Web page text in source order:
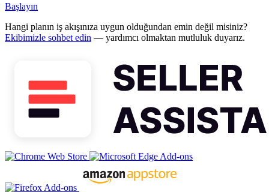
Başlayın
Hangi planın iş akışınıza uygun olduğundan emin değil misiniz?
Ekibimizle sohbet edin — yardımcı olmaktan mutluluk duyarız.